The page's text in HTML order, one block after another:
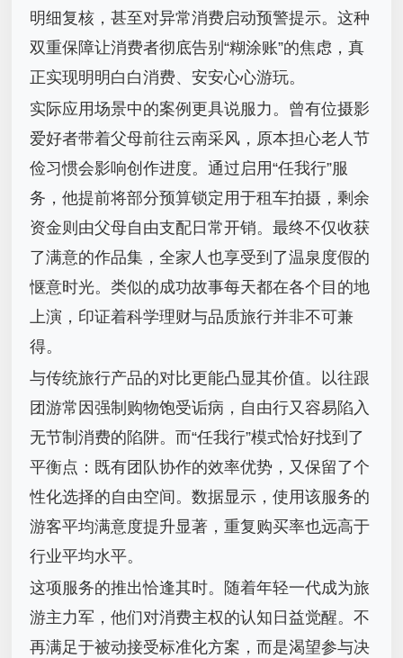
明细复核，甚至对异常消费启动预警提示。这种
双重保障让消费者彻底告别“糊涂账”的焦虑，真
正实现明明白白消费、安安心心游玩。
实际应用场景中的案例更具说服力。曾有位摄影
爱好者带着父母前往云南采风，原本担心老人节
俭习惯会影响创作进度。通过启用“任我行”服
务，他提前将部分预算锁定用于租车拍摄，剩余
资金则由父母自由支配日常开销。最终不仅收获
了满意的作品集，全家人也享受到了温泉度假的
惬意时光。类似的成功故事每天都在各个目的地
上演，印证着科学理财与品质旅行并非不可兼
得。
与传统旅行产品的对比更能凸显其价值。以往跟
团游常因强制购物饱受诟病，自由行又容易陷入
无节制消费的陷阱。而“任我行”模式恰好找到了
平衡点：既有团队协作的效率优势，又保留了个
性化选择的自由空间。数据显示，使用该服务的
游客平均满意度提升显著，重复购买率也远高于
行业平均水平。
这项服务的推出恰逢其时。随着年轻一代成为旅
游主力军，他们对消费主权的认知日益觉醒。不
再满足于被动接受标准化方案，而是渴望参与决